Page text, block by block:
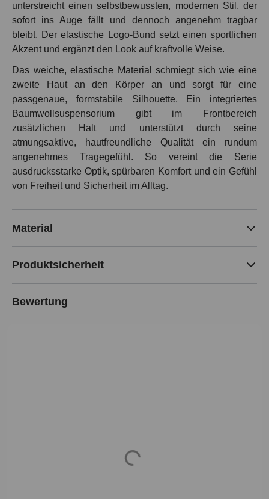
unterstreicht einen selbstbewussten, modernen Stil, der
sofort ins Auge fällt und dennoch angenehm tragbar
bleibt. Der elastische Logo-Bund setzt einen sportlichen
Akzent und ergänzt den Look auf kraftvolle Weise.
Das weiche, elastische Material schmiegt sich wie eine
zweite Haut an den Körper an und sorgt für eine
passgenaue, formstabile Silhouette. Ein integriertes
Baumwollsuspensorium gibt im Frontbereich
zusätzlichen Halt und unterstützt durch seine
atmungsaktive, hautfreundliche Qualität ein rundum
angenehmes Tragegefühl. So vereint die Serie
ausdrucksstarke Optik, spürbaren Komfort und ein Gefühl
von Freiheit und Sicherheit im Alltag.
Material
Produktsicherheit
Bewertung
Loading...